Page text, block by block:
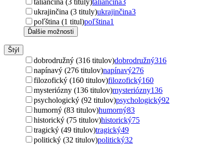
taliančina (3 tituly)taliančina3
ukrajinčina (3 tituly)ukrajinčina3
poľština (1 titul)poľština1
Ďalšie možnosti
Štýl
dobrodružný (316 titulov)dobrodružný316
napínavý (276 titulov)napínavý276
filozofický (160 titulov)filozofický160
mysteriózny (136 titulov)mysteriózny136
psychologický (92 titulov)psychologický92
humorný (83 titulov)humorný83
historický (75 titulov)historický75
tragický (49 titulov)tragický49
politický (32 titulov)politický32